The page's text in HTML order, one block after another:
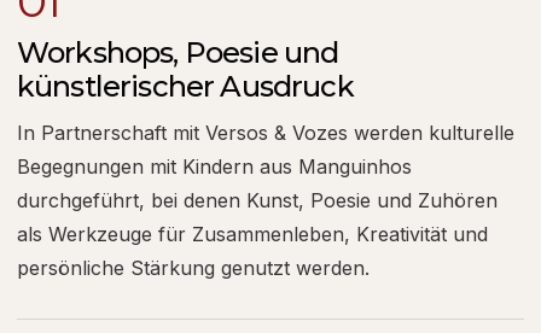
Workshops, Poesie und
künstlerischer Ausdruck
In Partnerschaft mit Versos & Vozes werden kulturelle
Begegnungen mit Kindern aus Manguinhos
durchgeführt, bei denen Kunst, Poesie und Zuhören
als Werkzeuge für Zusammenleben, Kreativität und
persönliche Stärkung genutzt werden.